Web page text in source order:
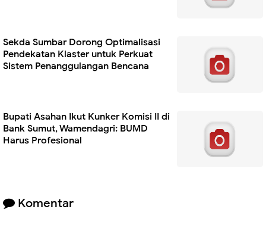
Sekda Sumbar Dorong Optimalisasi
Pendekatan Klaster untuk Perkuat
Sistem Penanggulangan Bencana
Bupati Asahan Ikut Kunker Komisi II di
Bank Sumut, Wamendagri: BUMD
Harus Profesional
Komentar